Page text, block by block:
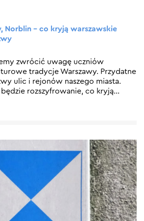
Norblin – co kryją warszawskie
zwrócić uwagę uczniów
tradycje Warszawy. Przydatne
ulic i rejonów naszego miasta.
rozszyfrowanie, co kryją…